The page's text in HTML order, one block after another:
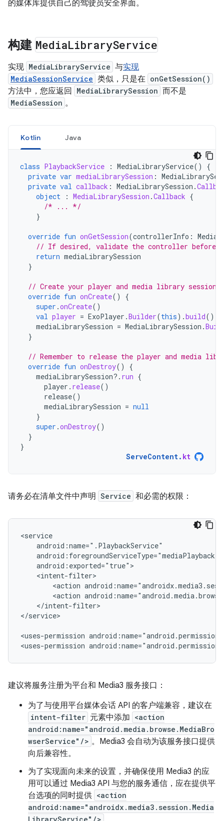
的媒体库提供自己的驾驶员安全界面。
构建 MediaLibraryService
实现 MediaLibraryService 与实现
MediaSessionService 类似，只是在 onGetSession()
方法中，您应返回 MediaLibrarySession 而不是
MediaSession 。
Kotlin Java
class PlaybackService : MediaLibraryService()
{
private var mediaLibrarySession :
private val callback : MediaLibrarySession .
object
: MediaLibrarySession .Callback {
/* ... */
}
override fun onGetSession(controllerInfo :
// If desired, validate the controller before
return mediaLibrarySession
}
// Create your player and media library session
override fun onCreate()
{
super .onCreate()
val player = ExoPlayer .Builder(this).build()
mediaLibrarySession = MediaLibrarySession .
}
// Remember to release the player and media
override fun onDestroy()
{
mediaLibrarySession?. run {
player . release()
release()
mediaLibrarySession = null
}
super .onDestroy()
}
}
ServeContent. kt
请务必在清单文件中声明 Service 和必需的权限：
<action
<action
</intent-filter>
</service>
<uses-permission
<uses-permission
建议将服务注册为平台和 Media3 服务接口：
为了与使用平台媒体会话 API 的客户端兼容，建议在
intent-filter 元素中添加 <action
android:name="android.media.browse.MediaBro
wserService"/> 。Media3 会自动为该服务接口提供
向后兼容性。
为了实现面向未来的设置，并确保使用 Media3 的应
用可以通过 Media3 API 与您的服务通信，应在提供平
台选项的同时提供 <action
android:name="androidx.media3.session.Media